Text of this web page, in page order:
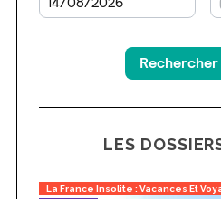
LES
La France Insolite : Vacances Et